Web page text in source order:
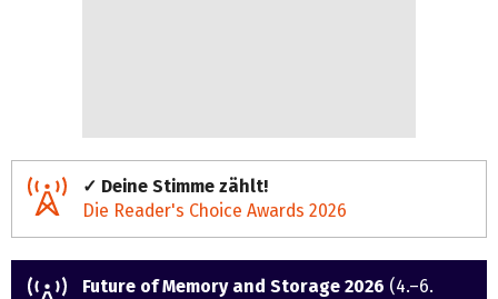
✓ Deine Stimme zählt!
Die Reader's Choice Awards 2026
Future of Memory and Storage 2026 (4.–6.